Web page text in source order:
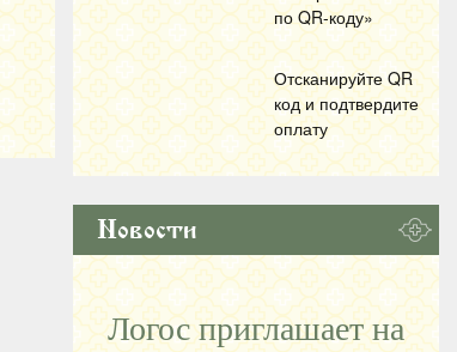
по QR-коду»
Отсканируйте QR
код и подтвердите
оплату
Новости
Логос приглашает на